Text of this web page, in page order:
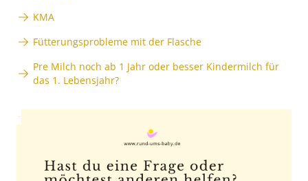
KMA
Fütterungsprobleme mit der Flasche
Pre Milch noch ab 1 Jahr oder besser Kindermilch für
das 1. Lebensjahr?